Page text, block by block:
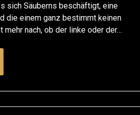
sich Säuberns beschäftigt, eine
die einem ganz bestimmt keinen
mehr nach, ob der linke oder der…